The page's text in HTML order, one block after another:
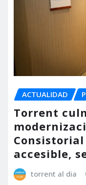
ACTUALIDAD
Torrent
accesible,
torrent al dia